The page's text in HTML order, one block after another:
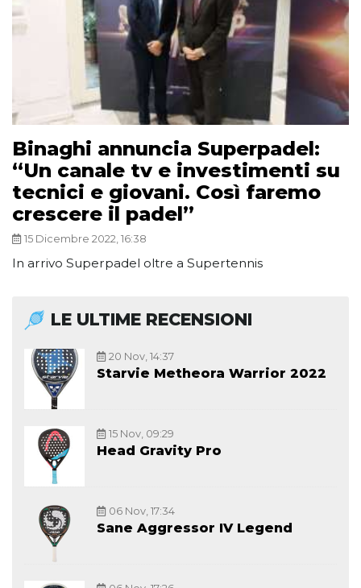
Binaghi annuncia Superpadel:
“Un canale tv e investimenti su
tecnici e giovani. Così faremo
crescere il padel”
15 Dicembre 2022, 16:38
In arrivo Superpadel oltre a Supertennis
LE ULTIME RECENSIONI
20 Nov, 14:37
Starvie Metheora Warrior 2022
15 Nov, 09:29
Head Gravity Pro
06 Nov, 17:34
Sane Aggressor IV Legend